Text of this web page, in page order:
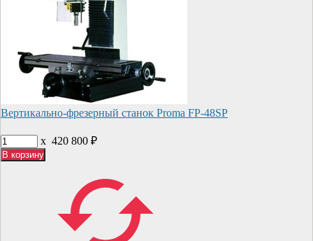
Вертикально-фрезерный станок Proma FP-48SP
x 420 800 ₽